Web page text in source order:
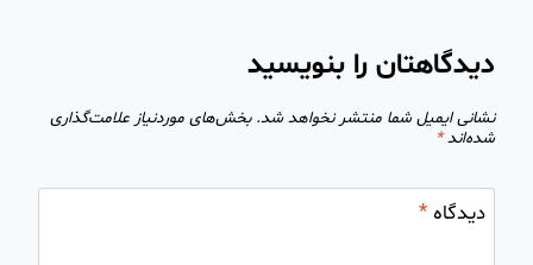
دیدگاهتان را بنویسید
نشانی ایمیل شما منتشر نخواهد شد. بخش‌های موردنیاز علامت‌گذاری
شده‌اند*
دیدگاه*